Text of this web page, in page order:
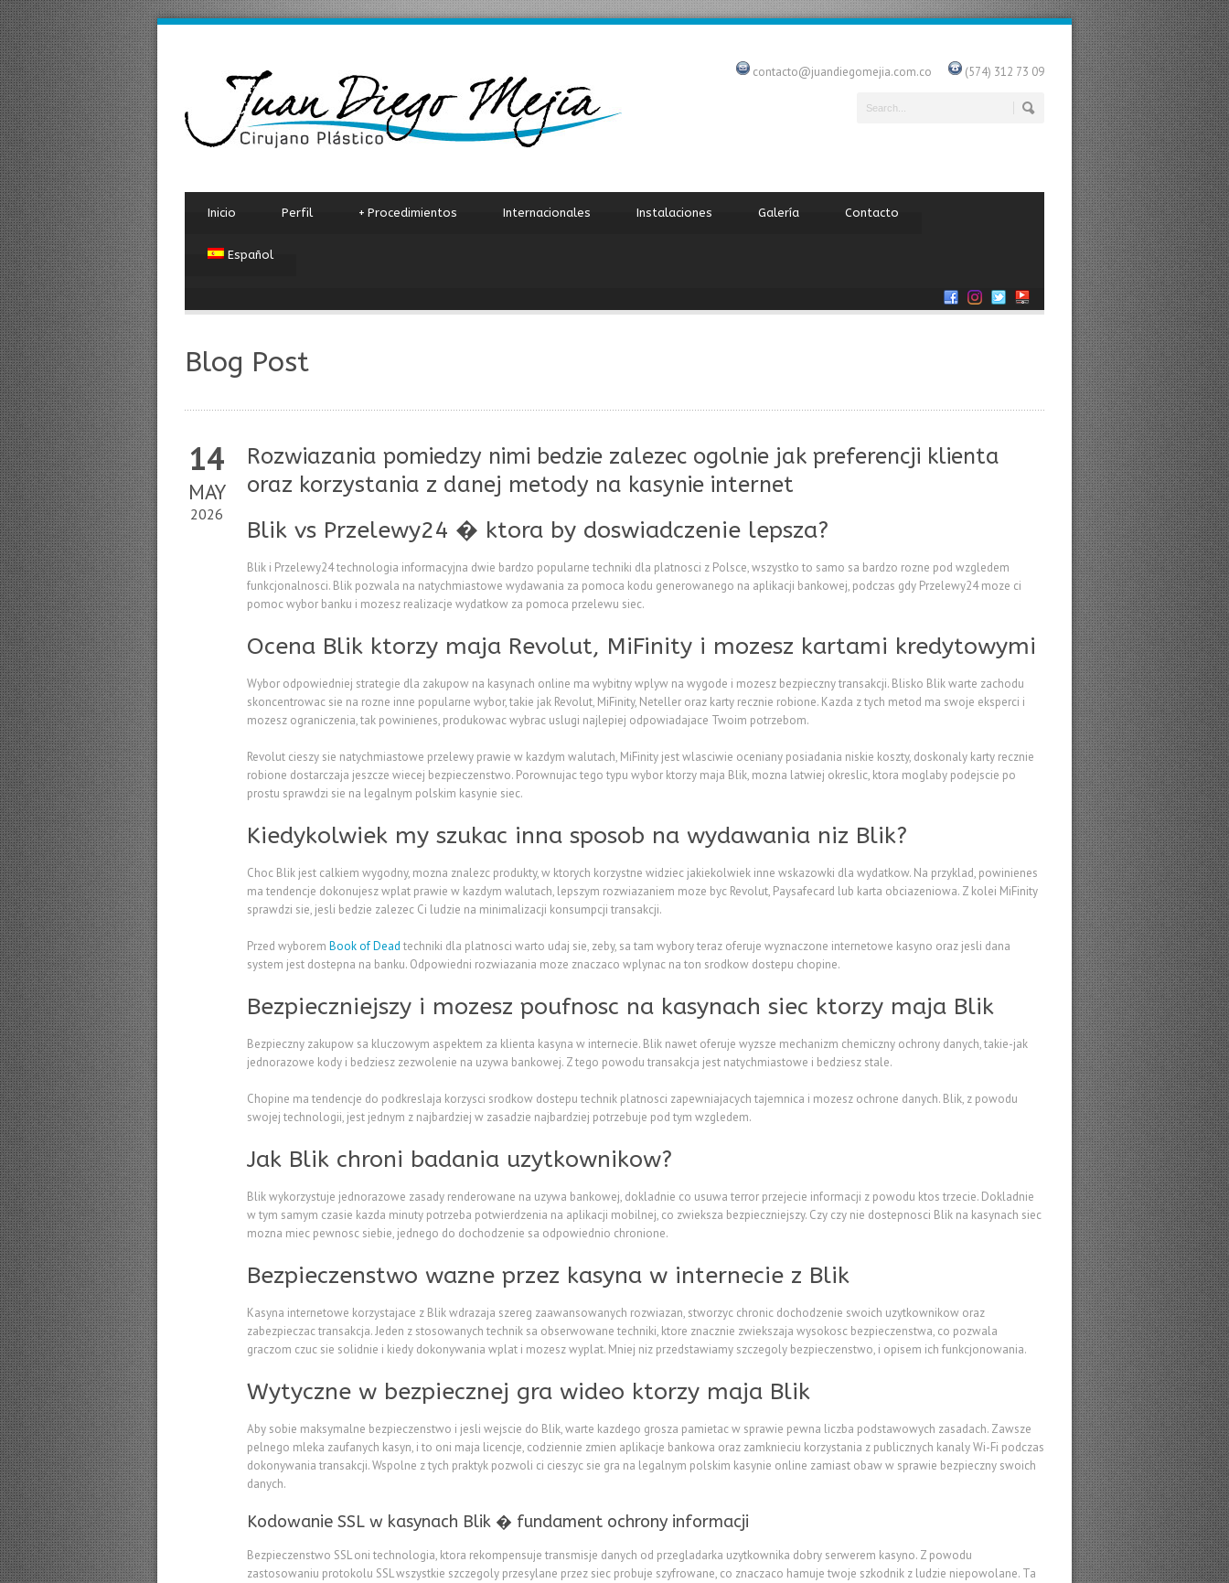
contacto@juandiegomejia.com.co (574) 312 73 09
Inicio Perfil Procedimientos
+ Internacionales Instalaciones Galería Contacto
Español
Blog Post
14
MAY
2026
Rozwiazania pomiedzy nimi bedzie zalezec ogolnie jak preferencji klienta
oraz korzystania z danej metody na kasynie internet
Blik vs Przelewy24 � ktora by doswiadczenie lepsza?
Blik i Przelewy24 technologia informacyjna dwie bardzo popularne techniki dla platnosci z Polsce, wszystko to samo sa bardzo rozne pod wzgledem
funkcjonalnosci. Blik pozwala na natychmiastowe wydawania za pomoca kodu generowanego na aplikacji bankowej, podczas gdy Przelewy24 moze ci
pomoc wybor banku i mozesz realizacje wydatkow za pomoca przelewu siec.
Ocena Blik ktorzy maja Revolut, MiFinity i mozesz kartami kredytowymi
Wybor odpowiedniej strategie dla zakupow na kasynach online ma wybitny wplyw na wygode i mozesz bezpieczny transakcji. Blisko Blik warte zachodu
skoncentrowac sie na rozne inne popularne wybor, takie jak Revolut, MiFinity, Neteller oraz karty recznie robione. Kazda z tych metod ma swoje eksperci i
mozesz ograniczenia, tak powinienes, produkowac wybrac uslugi najlepiej odpowiadajace Twoim potrzebom.
Revolut cieszy sie natychmiastowe przelewy prawie w kazdym walutach, MiFinity jest wlasciwie oceniany posiadania niskie koszty, doskonaly karty recznie
robione dostarczaja jeszcze wiecej bezpieczenstwo. Porownujac tego typu wybor ktorzy maja Blik, mozna latwiej okreslic, ktora moglaby podejscie po
prostu sprawdzi sie na legalnym polskim kasynie siec.
Kiedykolwiek my szukac inna sposob na wydawania niz Blik?
Choc Blik jest calkiem wygodny, mozna znalezc produkty, w ktorych korzystne widziec jakiekolwiek inne wskazowki dla wydatkow. Na przyklad, powinienes
ma tendencje dokonujesz wplat prawie w kazdym walutach, lepszym rozwiazaniem moze byc Revolut, Paysafecard lub karta obciazeniowa. Z kolei MiFinity
sprawdzi sie, jesli bedzie zalezec Ci ludzie na minimalizacji konsumpcji transakcji.
Przed wyborem Book of Dead techniki dla platnosci warto udaj sie, zeby, sa tam wybory teraz oferuje wyznaczone internetowe kasyno oraz jesli dana
system jest dostepna na banku. Odpowiedni rozwiazania moze znaczaco wplynac na ton srodkow dostepu chopine.
Bezpieczniejszy i mozesz poufnosc na kasynach siec ktorzy maja Blik
Bezpieczny zakupow sa kluczowym aspektem za klienta kasyna w internecie. Blik nawet oferuje wyzsze mechanizm chemiczny ochrony danych, takie-jak
jednorazowe kody i bedziesz zezwolenie na uzywa bankowej. Z tego powodu transakcja jest natychmiastowe i bedziesz stale.
Chopine ma tendencje do podkreslaja korzysci srodkow dostepu technik platnosci zapewniajacych tajemnica i mozesz ochrone danych. Blik, z powodu
swojej technologii, jest jednym z najbardziej w zasadzie najbardziej potrzebuje pod tym wzgledem.
Jak Blik chroni badania uzytkownikow?
Blik wykorzystuje jednorazowe zasady renderowane na uzywa bankowej, dokladnie co usuwa terror przejecie informacji z powodu ktos trzecie. Dokladnie
w tym samym czasie kazda minuty potrzeba potwierdzenia na aplikacji mobilnej, co zwieksza bezpieczniejszy. Czy czy nie dostepnosci Blik na kasynach siec
mozna miec pewnosc siebie, jednego do dochodzenie sa odpowiednio chronione.
Bezpieczenstwo wazne przez kasyna w internecie z Blik
Kasyna internetowe korzystajace z Blik wdrazaja szereg zaawansowanych rozwiazan, stworzyc chronic dochodzenie swoich uzytkownikow oraz
zabezpieczac transakcja. Jeden z stosowanych technik sa obserwowane techniki, ktore znacznie zwiekszaja wysokosc bezpieczenstwa, co pozwala
graczom czuc sie solidnie i kiedy dokonywania wplat i mozesz wyplat. Mniej niz przedstawiamy szczegoly bezpieczenstwo, i opisem ich funkcjonowania.
Wytyczne w bezpiecznej gra wideo ktorzy maja Blik
Aby sobie maksymalne bezpieczenstwo i jesli wejscie do Blik, warte kazdego grosza pamietac w sprawie pewna liczba podstawowych zasadach. Zawsze
pelnego mleka zaufanych kasyn, i to oni maja licencje, codziennie zmien aplikacje bankowa oraz zamknieciu korzystania z publicznych kanaly Wi-Fi podczas
dokonywania transakcji. Wspolne z tych praktyk pozwoli ci cieszyc sie gra na legalnym polskim kasynie online zamiast obaw w sprawie bezpieczny swoich
danych.
Kodowanie SSL w kasynach Blik � fundament ochrony informacji
Bezpieczenstwo SSL oni technologia, ktora rekompensuje transmisje danych od przegladarka uzytkownika dobry serwerem kasyno. Z powodu
zastosowaniu protokolu SSL wszystkie szczegoly przesylane przez siec probuje szyfrowane, co znaczaco hamuje twoje szkodnik z ludzie niepowolane. Ta